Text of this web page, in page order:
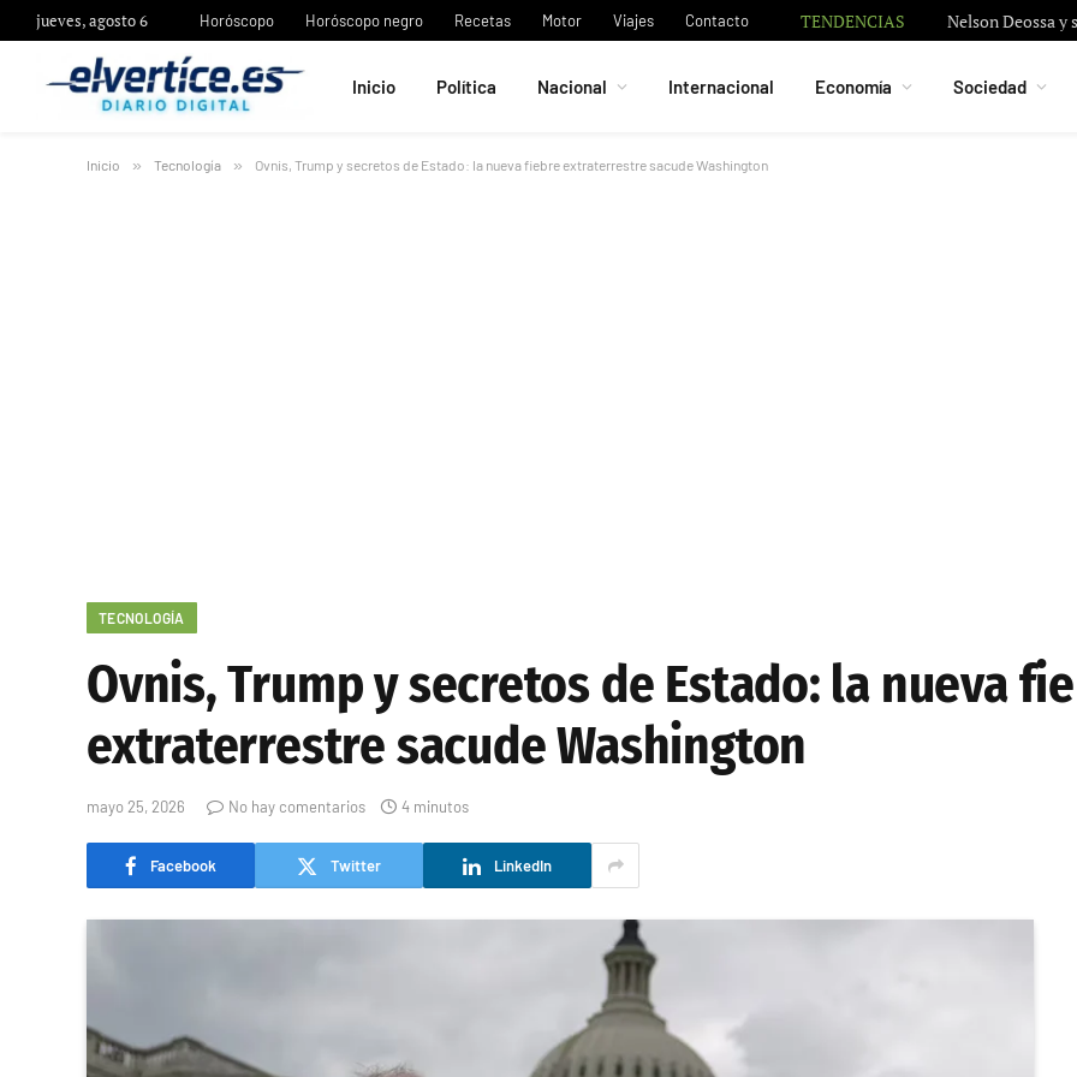
jueves, agosto 6 Horóscopo Horóscopo negro Recetas Motor Viajes Contacto TENDENCIAS Nelson Deossa y
Inicio Política Nacional Internacional Economía Sociedad
Inicio » Tecnología » Ovnis, Trump y secretos de Estado: la nueva fiebre extraterrestre sacude Washington
TECNOLOGÍA
Ovnis, Trump y secretos de Estado: la nueva
extraterrestre sacude Washington
mayo 25, 2026 No hay comentarios 4 minutos
Facebook Twitter LinkedIn